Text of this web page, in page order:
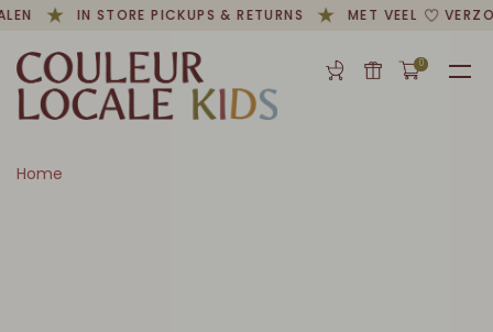
IN STORE PICKUPS & RETURNS MET VEEL
0
Home